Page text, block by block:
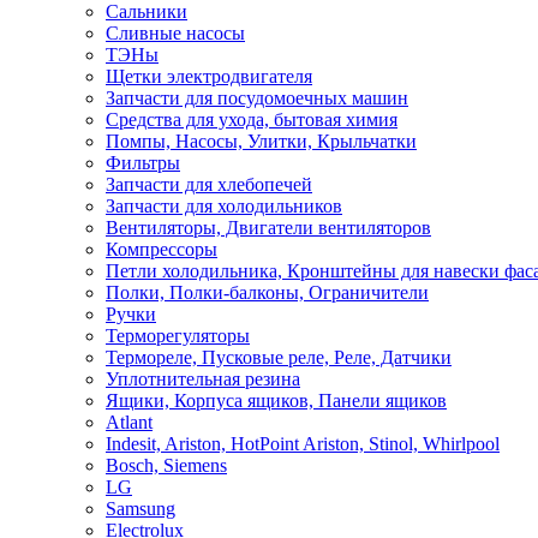
Сальники
Сливные насосы
ТЭНы
Щетки электродвигателя
Запчасти для посудомоечных машин
Средства для ухода, бытовая химия
Помпы, Насосы, Улитки, Крыльчатки
Фильтры
Запчасти для хлебопечей
Запчасти для холодильников
Вентиляторы, Двигатели вентиляторов
Компрессоры
Петли холодильника, Кронштейны для навески
Полки, Полки-балконы, Ограничители
Ручки
Терморегуляторы
Термореле, Пусковые реле, Реле, Датчики
Уплотнительная резина
Ящики, Корпуса ящиков, Панели ящиков
Atlant
Indesit, Ariston, HotPoint Ariston, Stinol, Whirlpool
Bosch, Siemens
LG
Samsung
Electrolux